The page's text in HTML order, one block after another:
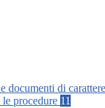
documenti di
le procedure 11